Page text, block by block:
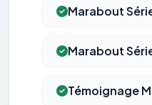
Marabout
Marabout
Témoignage